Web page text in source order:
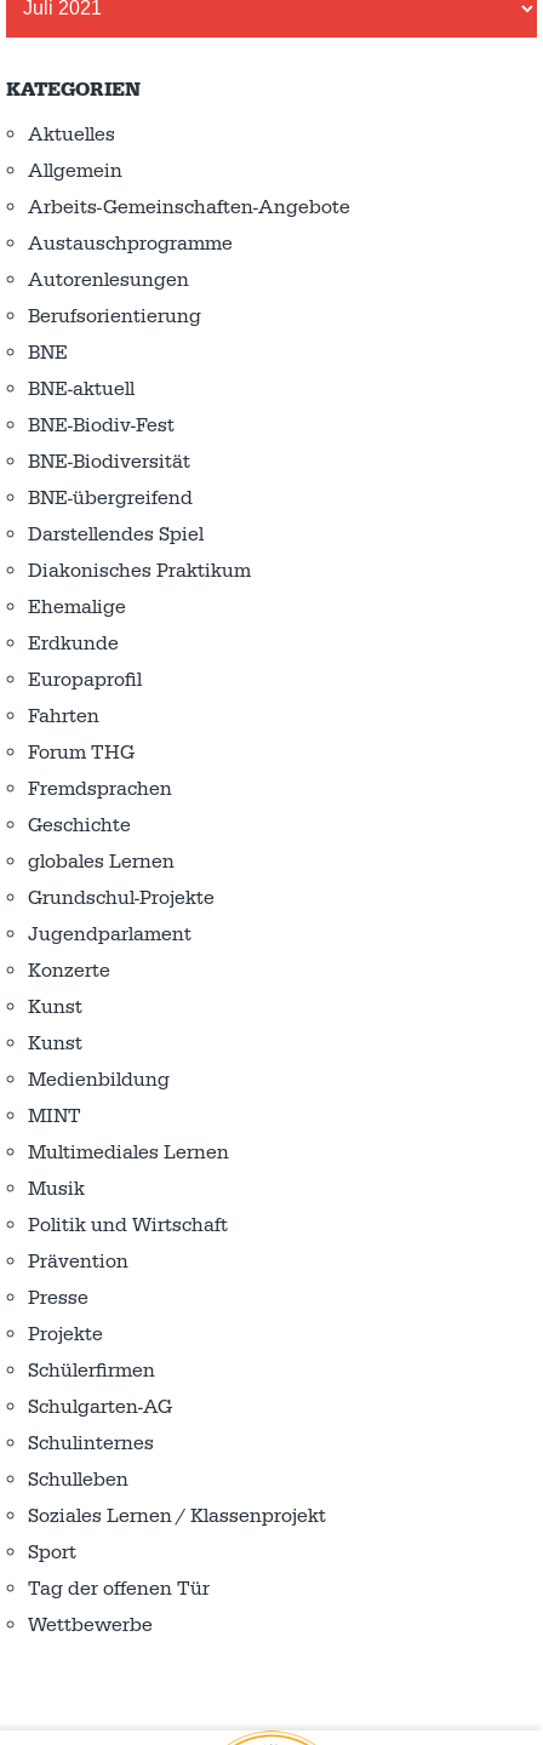
KATEGORIEN
Aktuelles
Allgemein
Arbeits-Gemeinschaften-Angebote
Austausch­programme
Autorenlesungen
Berufsorientierung
BNE
BNE-aktuell
BNE-Biodiv-Fest
BNE-Biodiversität
BNE-übergreifend
Darstellendes Spiel
Diakonisches Praktikum
Ehemalige
Erdkunde
Europaprofil
Fahrten
Forum THG
Fremdsprachen
Geschichte
globales Lernen
Grundschul-Projekte
Jugendparlament
Konzerte
Kunst
Kunst
Medienbildung
MINT
Multimediales Lernen
Musik
Politik und Wirtschaft
Prävention
Presse
Projekte
Schülerfirmen
Schulgarten-AG
Schulinternes
Schulleben
Soziales Lernen / Klassenprojekt
Sport
Tag der offenen Tür
Wettbewerbe